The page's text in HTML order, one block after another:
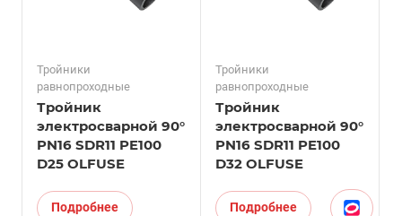
Тройники
равнопроходные
Тройник
электросварной 90°
PN16 SDR11 PE100
D25 OLFUSE
Подробнее
Тройники
равнопроходные
Тройник
электросварной 90°
PN16 SDR11 PE100
D32 OLFUSE
Подробнее